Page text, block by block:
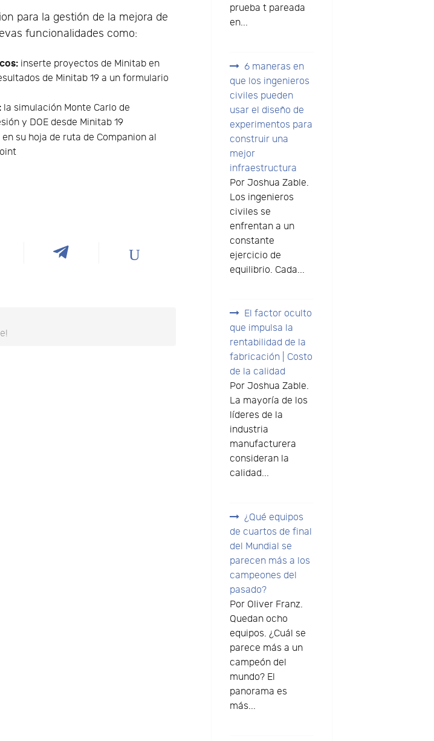
para la gestión de la mejora de
funcionalidades como:
inserte proyectos de Minitab en
de Minitab 19 a un formulario
la simulación Monte Carlo de
y DOE desde Minitab 19
su hoja de ruta de Companion al
prueba t pareada
en...
6 maneras en
que los ingenieros
civiles pueden
usar el diseño de
experimentos para
construir una
mejor
infraestructura
Por Joshua Zable.
Los ingenieros
civiles se
enfrentan a un
constante
ejercicio de
equilibrio. Cada...
El factor oculto
que impulsa la
rentabilidad de la
fabricación | Costo
de la calidad
Por Joshua Zable.
La mayoría de los
líderes de la
industria
manufacturera
consideran la
calidad...
¿Qué equipos
de cuartos de final
del Mundial se
parecen más a los
campeones del
pasado?
Por Oliver Franz.
Quedan ocho
equipos. ¿Cuál se
parece más a un
campeón del
mundo? El
panorama es
más...